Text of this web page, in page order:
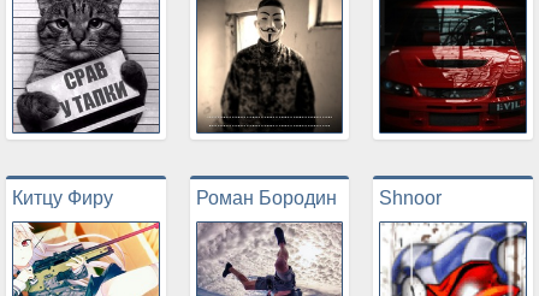
Китцу Фиру Роман Бородин Shnoor